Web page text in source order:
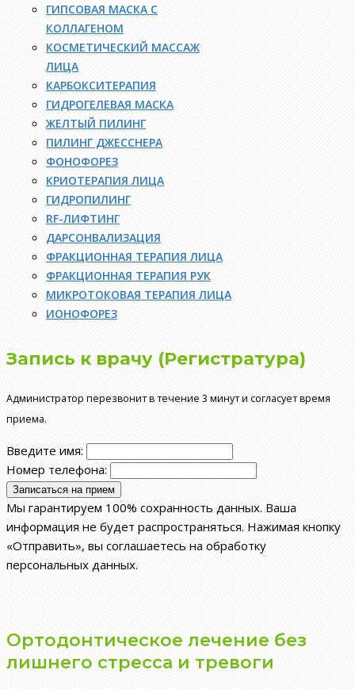
ГИПСОВАЯ МАСКА С
КОЛЛАГЕНОМ
КОСМЕТИЧЕСКИЙ МАССАЖ
ЛИЦА
КАРБОКСИТЕРАПИЯ
ГИДРОГЕЛЕВАЯ МАСКА
ЖЕЛТЫЙ ПИЛИНГ
ПИЛИНГ ДЖЕССНЕРА
ФОНОФОРЕЗ
КРИОТЕРАПИЯ ЛИЦА
ГИДРОПИЛИНГ
RF-ЛИФТИНГ
ДАРСОНВАЛИЗАЦИЯ
ФРАКЦИОННАЯ ТЕРАПИЯ ЛИЦА
ФРАКЦИОННАЯ ТЕРАПИЯ РУК
МИКРОТОКОВАЯ ТЕРАПИЯ ЛИЦА
ИОНОФОРЕЗ
Запись к врачу (Регистратура)
Администратор перезвонит в течение 3 минут и согласует время
приема.
Введите имя:
Номер телефона:
Мы гарантируем 100% сохранность данных. Ваша
информация не будет распространяться. Нажимая кнопку
«Отправить», вы соглашаетесь на обработку
персональных данных.
Ортодонтическое лечение без
лишнего стресса и тревоги